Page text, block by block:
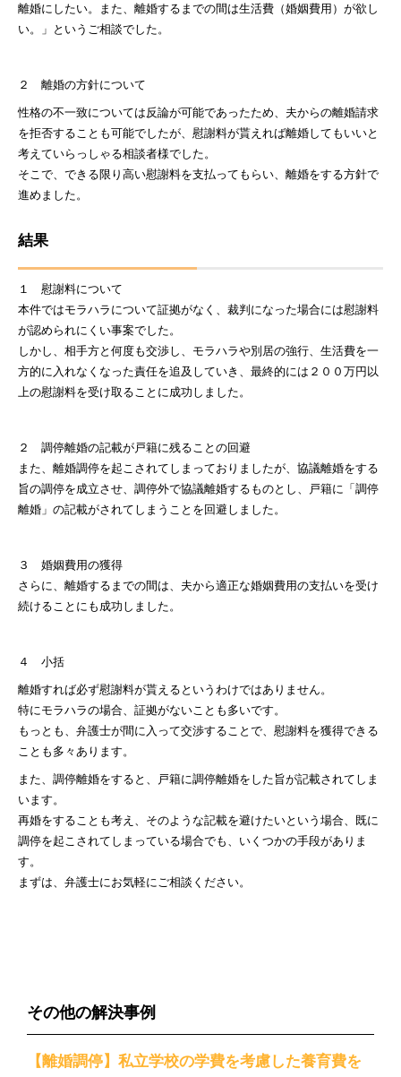
離婚にしたい。また、離婚するまでの間は生活費（婚姻費用）が欲し
い。」というご相談でした。
２ 離婚の方針について
性格の不一致については反論が可能であったため、夫からの離婚請求
を拒否することも可能でしたが、慰謝料が貰えれば離婚してもいいと
考えていらっしゃる相談者様でした。
そこで、できる限り高い慰謝料を支払ってもらい、離婚をする方針で
進めました。
結果
１ 慰謝料について
本件ではモラハラについて証拠がなく、裁判になった場合には慰謝料
が認められにくい事案でした。
しかし、相手方と何度も交渉し、モラハラや別居の強行、生活費を一
方的に入れなくなった責任を追及していき、最終的には２００万円以
上の慰謝料を受け取ることに成功しました。
２ 調停離婚の記載が戸籍に残ることの回避
また、離婚調停を起こされてしまっておりましたが、協議離婚をする
旨の調停を成立させ、調停外で協議離婚するものとし、戸籍に「調停
離婚」の記載がされてしまうことを回避しました。
３ 婚姻費用の獲得
さらに、離婚するまでの間は、夫から適正な婚姻費用の支払いを受け
続けることにも成功しました。
４ 小括
離婚すれば必ず慰謝料が貰えるというわけではありません。
特にモラハラの場合、証拠がないことも多いです。
もっとも、弁護士が間に入って交渉することで、慰謝料を獲得できる
ことも多々あります。
また、調停離婚をすると、戸籍に調停離婚をした旨が記載されてしま
います。
再婚をすることも考え、そのような記載を避けたいという場合、既に
調停を起こされてしまっている場合でも、いくつかの手段がありま
す。
まずは、弁護士にお気軽にご相談ください。
その他の解決事例
【離婚調停】私立学校の学費を考慮した養育費を